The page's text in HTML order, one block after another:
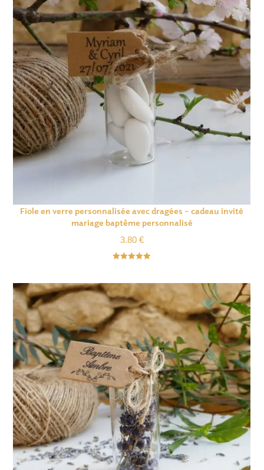
Fiole en verre personnalisée avec dragées – cadeau invité
mariage baptême personnalisé
3.80 €